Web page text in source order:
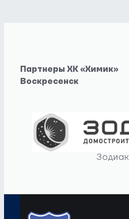
Партнеры ХК «Химик»
Воскресенск
Зодиак